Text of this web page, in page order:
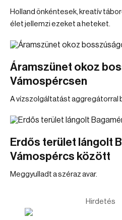
Holland önkéntesek, kreatív
élet jellemzi ezeket a heteket.
Áramszünet okoz
Vámospércsen
A vízszolgáltatást aggregátorral
Erdős terület lángolt
Vámospércs között
Meggyulladt a széraz avar.
Hirdetés